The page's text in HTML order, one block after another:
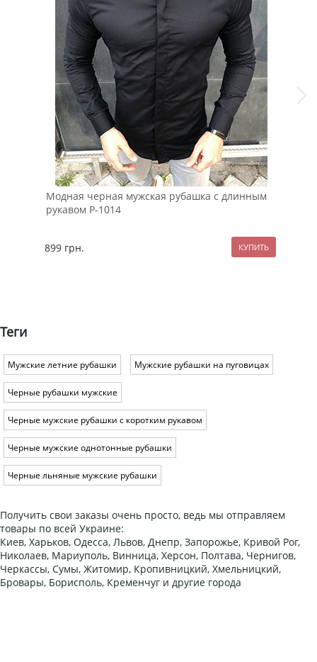
Модная черная мужская рубашка с длинным
рукавом Р-1014
899 грн.
Теги
Мужские летние рубашки Мужские рубашки на пуговицах
Черные рубашки мужские
Черные мужские рубашки с коротким рукавом
Черные мужские однотонные рубашки
Черные льняные мужские рубашки
Получить свои заказы очень просто, ведь мы отправляем
товары по всей Украине:
Киев, Харьков, Одесса, Львов, Днепр, Запорожье, Кривой Рог,
Николаев, Мариуполь, Винница, Херсон, Полтава, Чернигов,
Черкассы, Сумы, Житомир, Кропивницкий, Хмельницкий,
Бровары, Борисполь, Кременчуг и другие города